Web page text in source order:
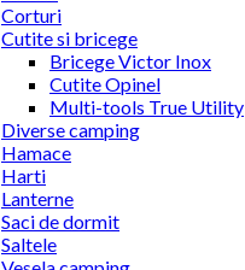
Corturi
Cutite si bricege
Bricege Victor Inox
Cutite Opinel
Multi-tools True Utility
Diverse camping
Hamace
Harti
Lanterne
Saci de dormit
Saltele